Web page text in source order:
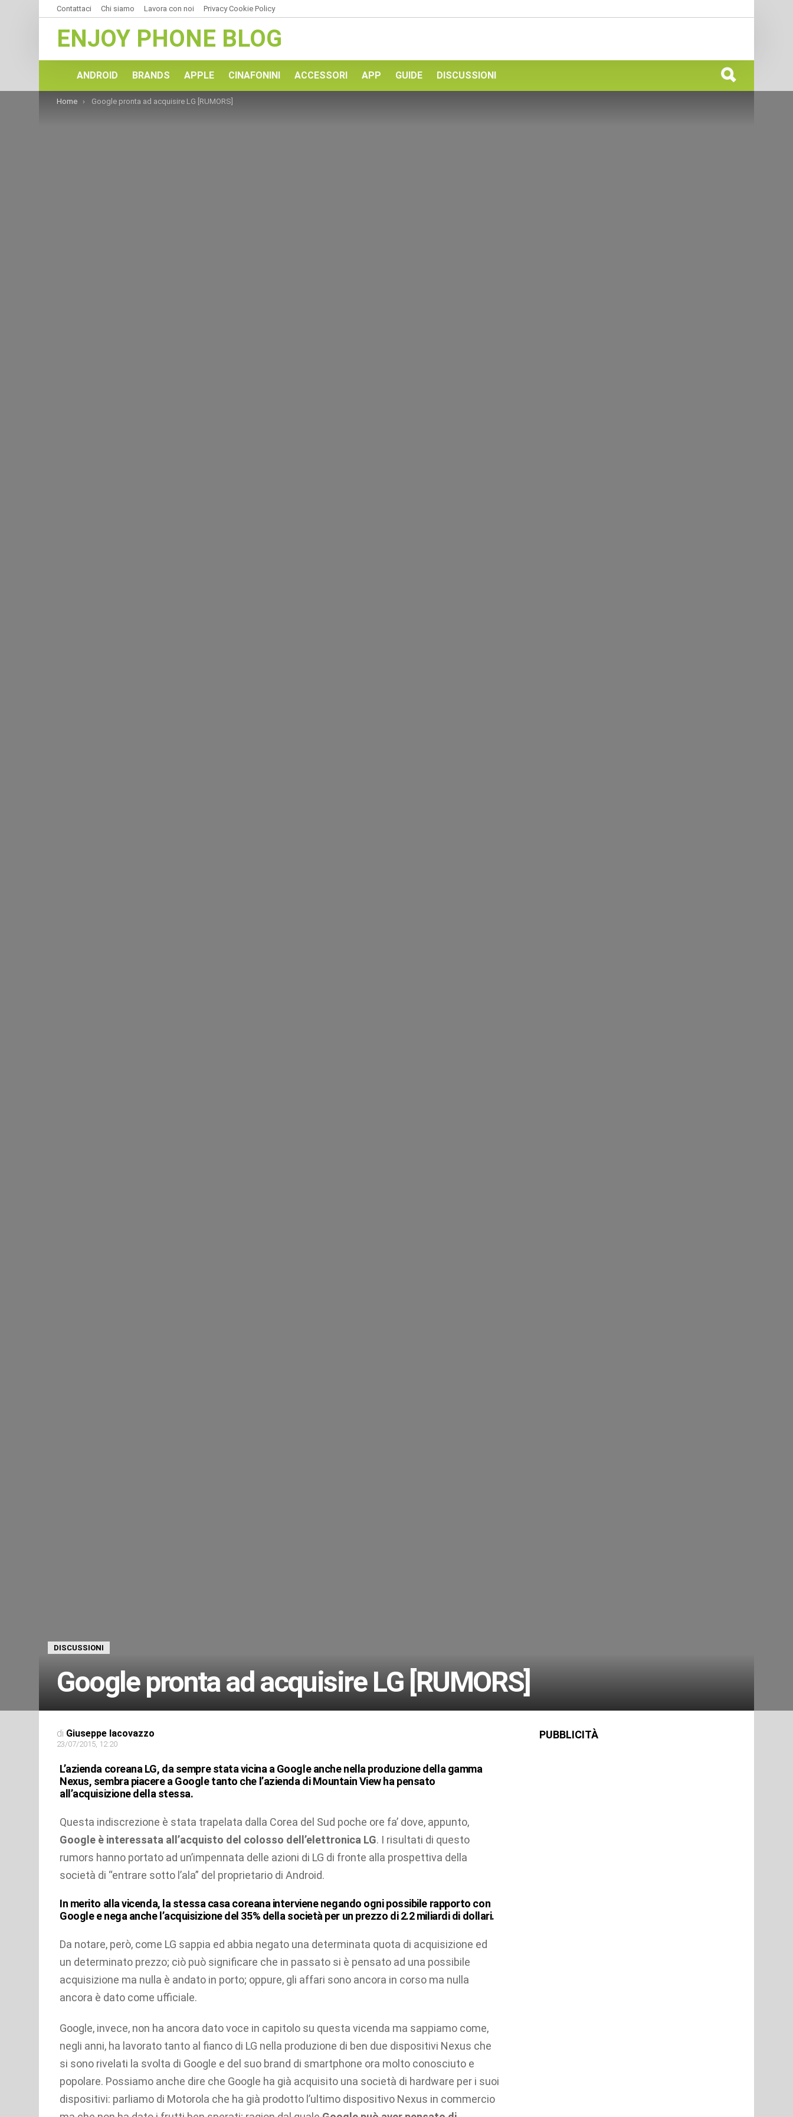
Contattaci Chi siamo Lavora con noi Privacy Cookie Policy
ENJOY PHONE BLOG
ANDROID BRANDS APPLE CINAFONINI ACCESSORI APP GUIDE DISCUSSIONI
You are here:
Home Google pronta ad acquisire LG [RUMORS]
DISCUSSIONI
Google pronta ad acquisire LG [RUMORS]
di Giuseppe Iacovazzo
23/07/2015, 12:20
L’azienda coreana LG, da sempre stata vicina a Google anche nella produzione della gamma
Nexus, sembra piacere a Google tanto che l’azienda di Mountain View ha pensato
all’acquisizione della stessa.
Questa indiscrezione è stata trapelata dalla Corea del Sud poche ore fa’ dove, appunto,
Google è interessata all’acquisto del colosso dell’elettronica LG. I risultati di questo
rumors hanno portato ad un’impennata delle azioni di LG di fronte alla prospettiva della
società di “entrare sotto l’ala” del proprietario di Android.
In merito alla vicenda, la stessa casa coreana interviene negando ogni possibile rapporto con
Google e nega anche l’acquisizione del 35% della società per un prezzo di 2.2 miliardi di dollari.
Da notare, però, come LG sappia ed abbia negato una determinata quota di acquisizione ed
un determinato prezzo; ciò può significare che in passato si è pensato ad una possibile
acquisizione ma nulla è andato in porto; oppure, gli affari sono ancora in corso ma nulla
ancora è dato come ufficiale.
Google, invece, non ha ancora dato voce in capitolo su questa vicenda ma sappiamo come,
negli anni, ha lavorato tanto al fianco di LG nella produzione di ben due dispositivi Nexus che
si sono rivelati la svolta di Google e del suo brand di smartphone ora molto conosciuto e
popolare. Possiamo anche dire che Google ha già acquisito una società di hardware per i suoi
dispositivi: parliamo di Motorola che ha già prodotto l’ultimo dispositivo Nexus in commercio
PUBBLICITÀ